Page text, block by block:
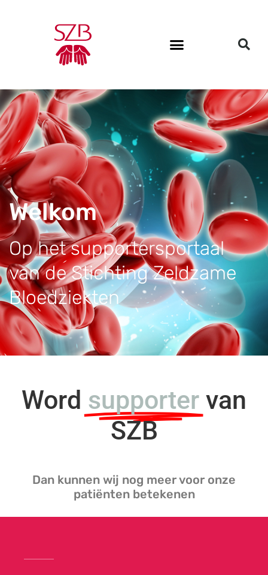
Welkom
Op het supportersportaal
van de Stichting Zeldzame
Bloedziekten
Word supporter van
SZB
Dan kunnen wij nog meer voor onze
patiënten betekenen